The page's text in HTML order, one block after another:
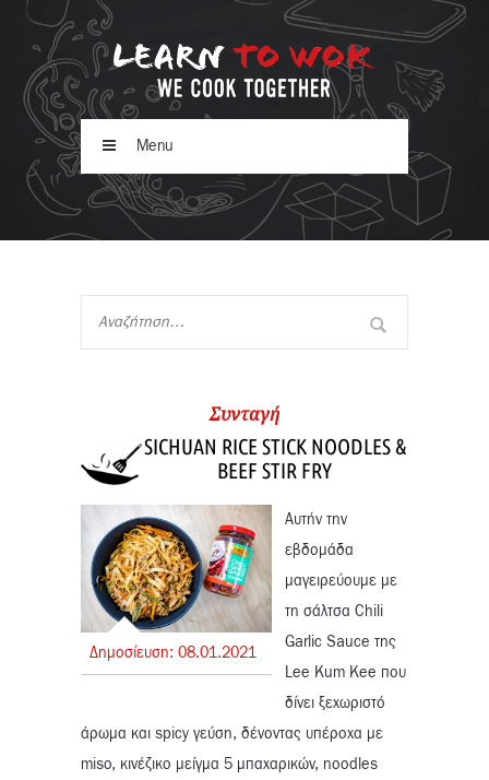
Menu
Συνταγή
SICHUAN RICE STICK NOODLES &
BEEF STIR FRY
Δημοσίευση: 08.01.2021
Αυτήν την
εβδομάδα
μαγειρεύουμε με
τη σάλτσα Chili
Garlic Sauce της
Lee Kum Kee που
δίνει ξεχωριστό
άρωμα και spicy γεύση, δένοντας υπέροχα με
miso, κινέζικο μείγμα 5 μπαχαρικών, noodles